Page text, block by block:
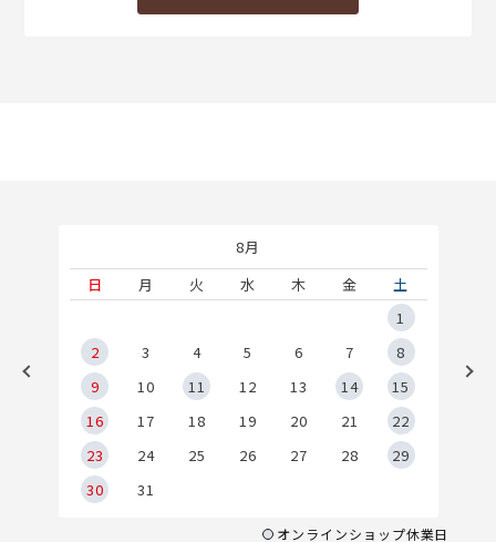
8月
日
月 火 水 木 金
土
1
2
3 4 5 6 7
8
9
10 11 12 13 14
15
16
17 18 19 20 21
22
23
24 25 26 27 28
29
30
31
オンラインショップ休業日